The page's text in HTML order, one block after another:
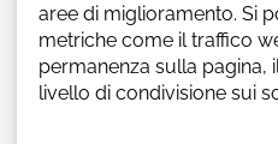
aree di miglioramento. Si
metriche come il traffico
permanenza sulla pagina,
livello di condivisione sui